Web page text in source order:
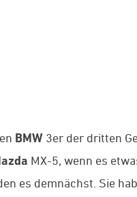
BMW 3er der dritten
MX-5, wenn es
es demnächst. Sie